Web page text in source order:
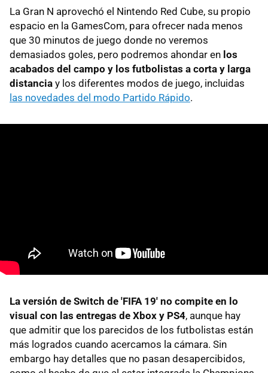
La Gran N aprovechó el Nintendo Red Cube, su propio
espacio en la GamesCom, para ofrecer nada menos
que 30 minutos de juego donde no veremos
demasiados goles, pero podremos ahondar en los
acabados del campo y los futbolistas a corta y larga
distancia y los diferentes modos de juego, incluidas
las novedades del modo Partido Rápido.
La versión de Switch de 'FIFA 19' no compite en lo
visual con las entregas de Xbox y PS4, aunque hay
que admitir que los parecidos de los futbolistas están
más logrados cuando acercamos la cámara. Sin
embargo hay detalles que no pasan desapercibidos,